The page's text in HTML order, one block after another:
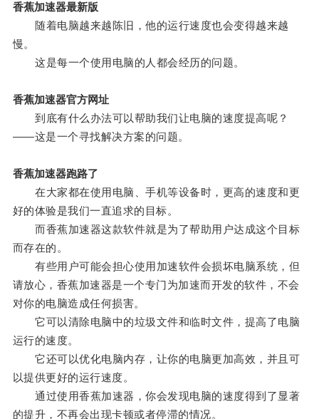
香蕉加速器最新版
随着电脑越来越陈旧，他的运行速度也会变得越来越
慢。
这是每一个使用电脑的人都会经历的问题。
香蕉加速器官方网址
到底有什么办法可以帮助我们让电脑的速度提高呢？
——这是一个寻找解决方案的问题。
香蕉加速器跑路了
在大家都在使用电脑、手机等设备时，更高的速度和更
好的体验是我们一直追求的目标。
而香蕉加速器这款软件就是为了帮助用户达成这个目标
而存在的。
有些用户可能会担心使用加速软件会损坏电脑系统，但
请放心，香蕉加速器是一个专门为加速而开发的软件，不会
对你的电脑造成任何损害。
它可以清除电脑中的垃圾文件和临时文件，提高了电脑
运行的速度。
它还可以优化电脑内存，让你的电脑更加高效，并且可
以提供更好的运行速度。
通过使用香蕉加速器，你会发现电脑的速度得到了显著
的提升，不再会出现卡顿或者停滞的情况。